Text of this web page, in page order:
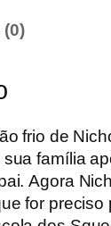
frio de
família
Agora
for preciso